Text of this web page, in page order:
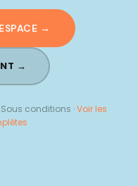
→
→
conditions ·Voir les